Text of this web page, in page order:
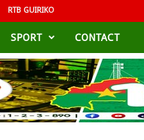
RTB GUIRIKO
SPORT CONTACT